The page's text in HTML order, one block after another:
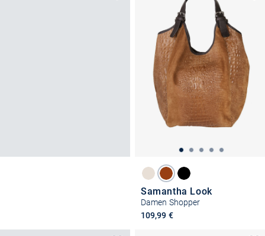
Samantha Look
Damen Shopper
109,99 €